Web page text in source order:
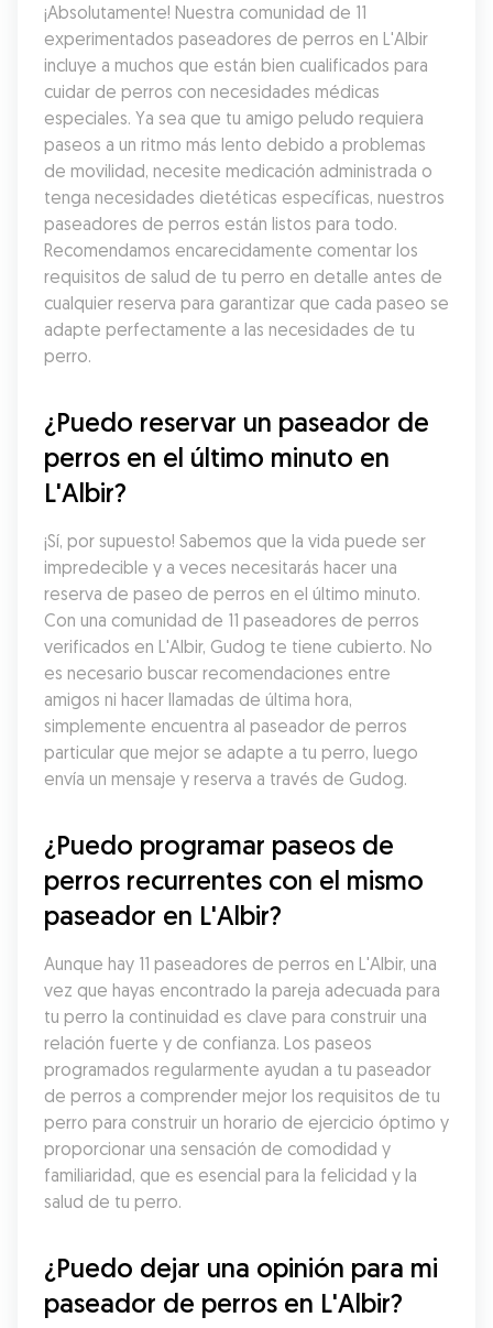
¡Absolutamente! Nuestra comunidad de 11
experimentados paseadores de perros en L'Albir
incluye a muchos que están bien cualificados para
cuidar de perros con necesidades médicas
especiales. Ya sea que tu amigo peludo requiera
paseos a un ritmo más lento debido a problemas
de movilidad, necesite medicación administrada o
tenga necesidades dietéticas específicas, nuestros
paseadores de perros están listos para todo.
Recomendamos encarecidamente comentar los
requisitos de salud de tu perro en detalle antes de
cualquier reserva para garantizar que cada paseo se
adapte perfectamente a las necesidades de tu
perro.
¿Puedo reservar un paseador de
perros en el último minuto en
L'Albir?
¡Sí, por supuesto! Sabemos que la vida puede ser
impredecible y a veces necesitarás hacer una
reserva de paseo de perros en el último minuto.
Con una comunidad de 11 paseadores de perros
verificados en L'Albir, Gudog te tiene cubierto. No
es necesario buscar recomendaciones entre
amigos ni hacer llamadas de última hora,
simplemente encuentra al paseador de perros
particular que mejor se adapte a tu perro, luego
envía un mensaje y reserva a través de Gudog.
¿Puedo programar paseos de
perros recurrentes con el mismo
paseador en L'Albir?
Aunque hay 11 paseadores de perros en L'Albir, una
vez que hayas encontrado la pareja adecuada para
tu perro la continuidad es clave para construir una
relación fuerte y de confianza. Los paseos
programados regularmente ayudan a tu paseador
de perros a comprender mejor los requisitos de tu
perro para construir un horario de ejercicio óptimo y
proporcionar una sensación de comodidad y
familiaridad, que es esencial para la felicidad y la
salud de tu perro.
¿Puedo dejar una opinión para mi
paseador de perros en L'Albir?